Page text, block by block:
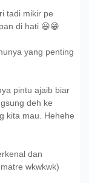
tadi mikir pe
di hati 😃😁
yang penting
pintu ajaib biar
deh ke
kita mau. Hehehe
dan
wkwkwk)